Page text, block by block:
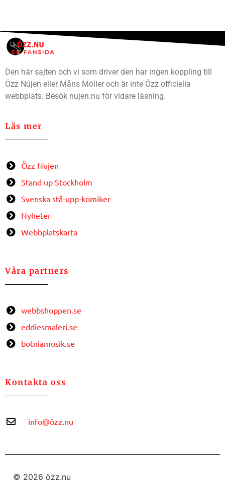
Den här sajten och vi som driver den har ingen koppling till
Özz Nûjen eller Måns Möller och är inte Özz officiella
webbplats. Besök nujen.nu för vidare läsning.
Läs mer
Özz Nujen
Stand up Stockholm
Svenska stå-upp-komiker
Nyheter
Webbplatskarta
Våra partners
webbshoppen.se
eddiesmaleri.se
botniamusik.se
Kontakta oss
info@özz.nu
© 2026 özz.nu